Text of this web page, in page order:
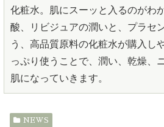
化粧水。肌にスーッと入るのがわ
酸、リビジュアの潤いと、プラセ
う、高品質原料の化粧水が購入し
っぷり使うことで、潤い、乾燥、
肌になっていきます。
NEWS